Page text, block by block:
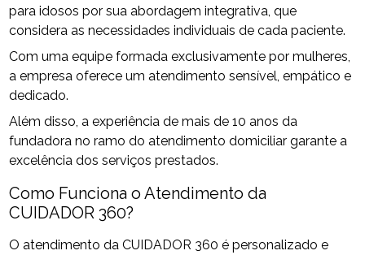
para idosos por sua abordagem integrativa, que
considera as necessidades individuais de cada paciente.
Com uma equipe formada exclusivamente por mulheres,
a empresa oferece um atendimento sensível, empático e
dedicado.
Além disso, a experiência de mais de 10 anos da
fundadora no ramo do atendimento domiciliar garante a
excelência dos serviços prestados.
Como Funciona o Atendimento da
CUIDADOR 360?
O atendimento da CUIDADOR 360 é personalizado e